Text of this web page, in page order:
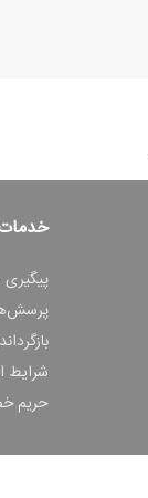
شرایط
حریم